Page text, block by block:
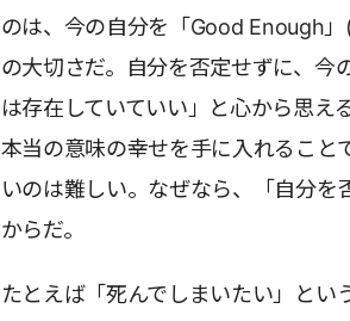
のは、今の自分を「Good Enough
の大切さだ。自分を否定せずに、今
は存在していていい」と心から思え
本当の意味の幸せを手に入れること
いのは難しい。なぜなら、「自分
からだ。
たとえば「死んでしまいたい」とい